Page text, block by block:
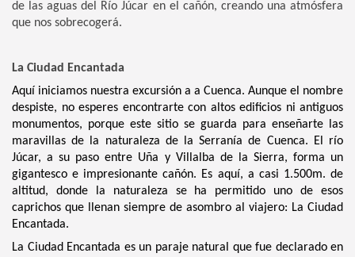
de las aguas del Río Júcar en el cañón, creando una atmósfera
que nos sobrecogerá.
La Ciudad Encantada
Aquí iniciamos nuestra excursión a a Cuenca. Aunque el nombre
despiste, no esperes encontrarte con altos edificios ni antiguos
monumentos, porque este sitio se guarda para enseñarte las
maravillas de la naturaleza de la Serranía de Cuenca. El río
Júcar, a su paso entre Uña y Villalba de la Sierra, forma un
gigantesco e impresionante cañón. Es aquí, a casi 1.500m. de
altitud, donde la naturaleza se ha permitido uno de esos
caprichos que llenan siempre de asombro al viajero: La Ciudad
Encantada.
La Ciudad Encantada es un paraje natural que fue declarado en